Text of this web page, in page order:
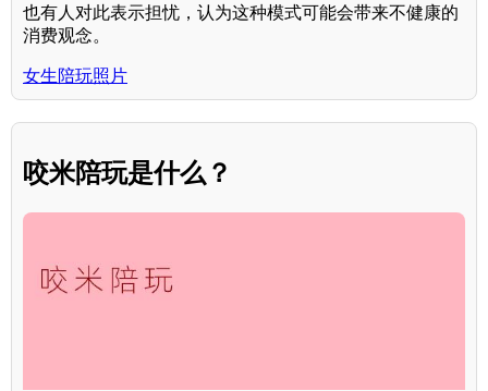
也有人对此表示担忧，认为这种模式可能会带来不健康的
消费观念。
女生陪玩照片
咬米陪玩是什么？